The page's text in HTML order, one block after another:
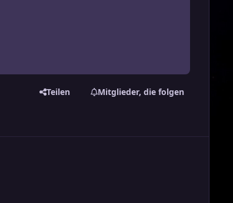
Teilen Mitglieder, die folgen